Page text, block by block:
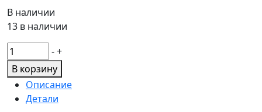
В наличии
13 в наличии
Количество
товара
Дисковый
сошник
сеялки
-+
В корзину
Описание
Детали